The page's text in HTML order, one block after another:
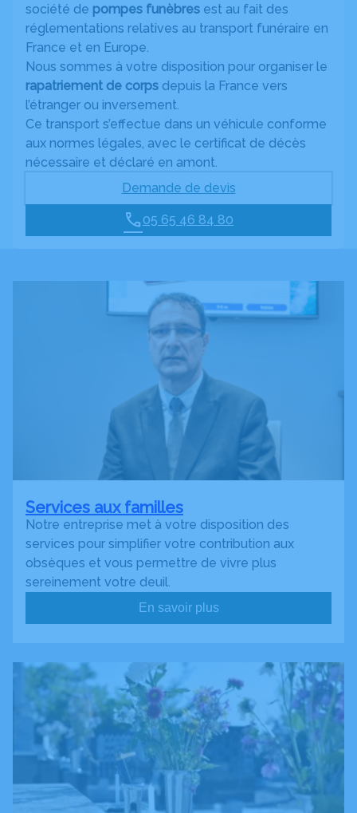
société de pompes funèbres est au fait des
réglementations relatives au transport funéraire en
France et en Europe.
Nous sommes à votre disposition pour organiser le
rapatriement de corps depuis la France vers
l’étranger ou inversement.
Ce transport s’effectue dans un véhicule conforme
aux normes légales, avec le certificat de décès
nécessaire et déclaré en amont.
Demande de devis
05 65 46 84 80
Services aux familles
Notre entreprise met à votre disposition des
services pour simplifier votre contribution aux
obsèques et vous permettre de vivre plus
sereinement votre deuil.
En savoir plus